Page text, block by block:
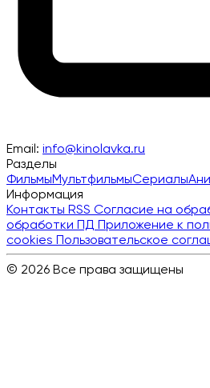
Email: info@kinolavka.ru
Разделы
ФильмыМультфильмыСериалы
Информация
Контакты RSS Согласие на
обработки ПД Приложение к
cookies Пользовательское
© 2026 Все права защищены